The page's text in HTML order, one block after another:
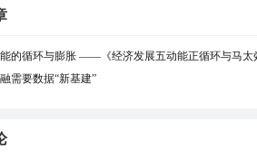
的循环与膨胀 ——《经济发展五动能正循环与马太
需要数据“新基建”